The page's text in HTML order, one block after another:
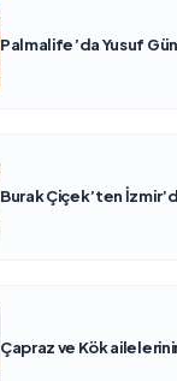
Palmalife’da Yusuf
Burak Çiçek’ten
Çapraz ve Kök